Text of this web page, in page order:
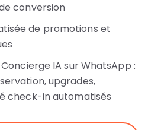
conversion
de promotions et
IA sur WhatsApp :
upgrades,
check-in automatisés